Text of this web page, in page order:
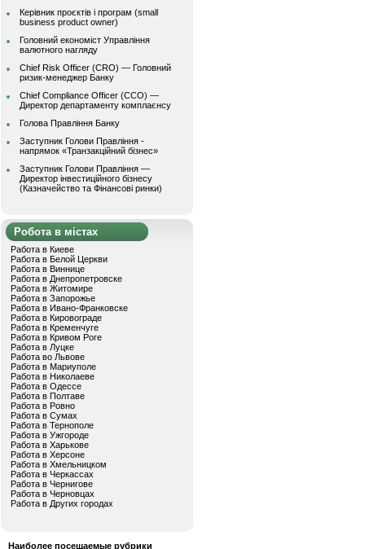
Керівник проєктів і програм (small
business product owner)
Головний економіст Управління
валютного нагляду
Chief Risk Officer (CRO) — Головний
ризик-менеджер Банку
Chief Compliance Officer (CCO) —
Директор департаменту комплаєнсу
Голова Правління Банку
Заступник Голови Правління -
напрямок «Транзакційний бізнес»
Заступник Голови Правління —
Директор інвестиційного бізнесу
(Казначейство та Фінансові ринки)
Робота в містах
Работа в Киеве
Работа в Белой Церкви
Работа в Виннице
Работа в Днепропетровске
Работа в Житомире
Работа в Запорожье
Работа в Ивано-Франковске
Работа в Кировограде
Работа в Кременчуге
Работа в Кривом Роге
Работа в Луцке
Работа во Львове
Работа в Мариуполе
Работа в Николаеве
Работа в Одессе
Работа в Полтаве
Работа в Ровно
Работа в Сумах
Работа в Тернополе
Работа в Ужгороде
Работа в Харькове
Работа в Херсоне
Работа в Хмельницком
Работа в Черкассах
Работа в Чернигове
Работа в Черновцах
Работа в Других городах
Наиболее посещаемые рубрики